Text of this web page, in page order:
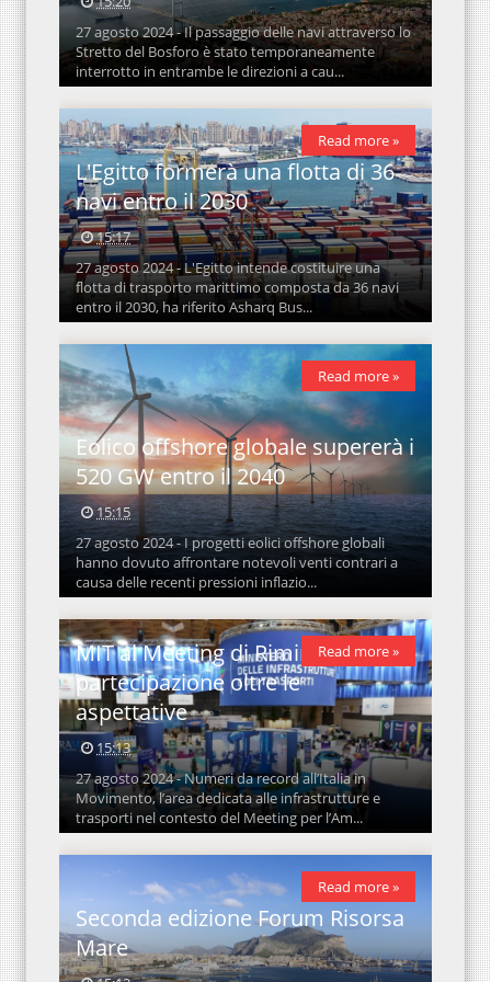
27 agosto 2024 - Il passaggio delle navi attraverso lo
Stretto del Bosforo è stato temporaneamente
interrotto in entrambe le direzioni a cau...
L'Egitto formerà una flotta di 36
navi entro il 2030
15:17
27 agosto 2024 - L'Egitto intende costituire una
flotta di trasporto marittimo composta da 36 navi
entro il 2030, ha riferito Asharq Bus...
Read more »
Eolico offshore globale supererà i
520 GW entro il 2040
15:15
27 agosto 2024 - I progetti eolici offshore globali
hanno dovuto affrontare notevoli venti contrari a
causa delle recenti pressioni inflazio...
Read more »
MIT al Meeting di Rimini:
partecipazione oltre le
aspettative
15:13
27 agosto 2024 - Numeri da record all’Italia in
Movimento, l’area dedicata alle infrastrutture e
trasporti nel contesto del Meeting per l’Am...
Read more »
Seconda edizione Forum Risorsa
Mare
Read more »